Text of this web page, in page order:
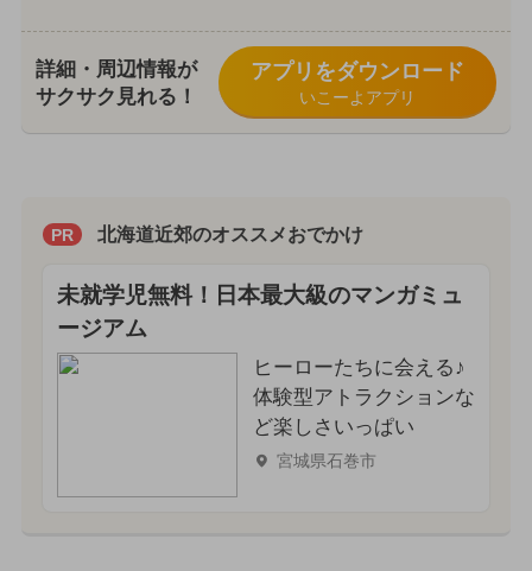
詳細・周辺情報が
サクサク見れる！
アプリをダウンロード
いこーよアプリ
PR 北海道近郊のオススメおでかけ
未就学児無料！日本最大級のマンガミュ
ージアム
ヒーローたちに会える♪
体験型アトラクションな
ど楽しさいっぱい
宮城県石巻市